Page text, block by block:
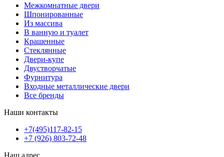
Межкомнатные двери
Шпонированные
Из массива
В ванную и туалет
Крашенные
Стеклянные
Двери-купе
Двустворчатые
Фурнитура
Входные металлические двери
Все бренды
Наши контакты
+7(495)117-82-15
+7 (926) 803-72-48
Наш адрес